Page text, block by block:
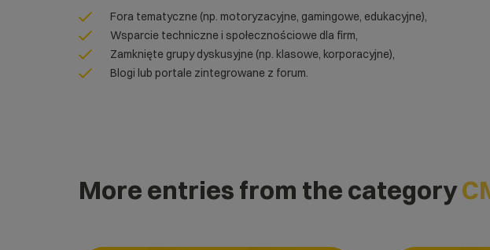
Fora tematyczne (np. motoryzacyjne, gamingowe, edukacyjne),
Wsparcie techniczne i społecznościowe dla firm,
Zamknięte grupy dyskusyjne (np. klasowe, korporacyjne),
Blogi lub portale zintegrowane z forum.
More entries from the category